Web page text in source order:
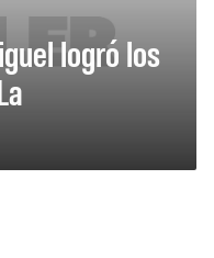
logró los